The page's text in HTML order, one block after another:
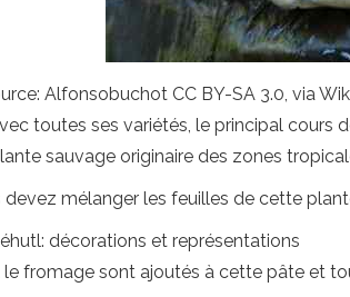
Alfonsobuchot CC BY-SA 3.0, via
toutes ses variétés, le principal cours
sauvage originaire des zones
devez mélanger les feuilles de cette
décorations et représentations
le fromage sont ajoutés à cette pâte et